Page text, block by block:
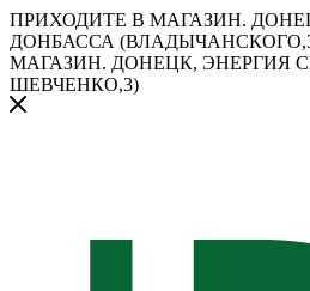
ПРИХОДИТЕ В МАГАЗИН.
ДОНБАССА
МАГАЗИН. ДОНЕЦК, ЭНЕРГИЯ
ШЕВЧЕНКО,3)